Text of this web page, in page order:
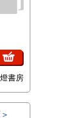
書房